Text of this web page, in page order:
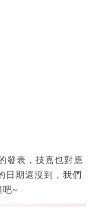
發表，技嘉也對應
日期還沒到，我們
吧~